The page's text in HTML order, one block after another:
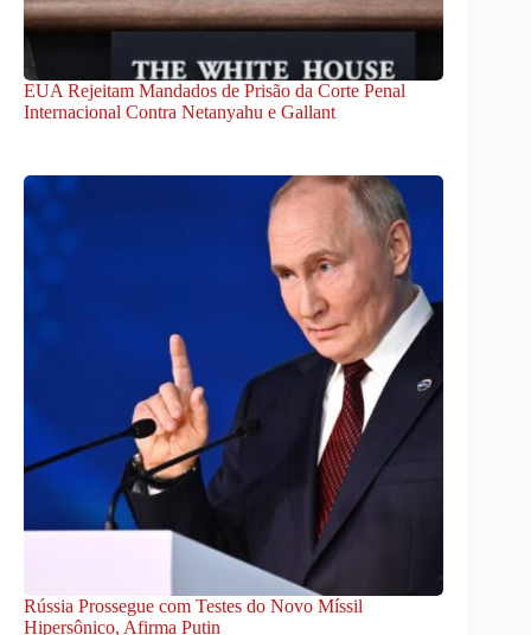
EUA Rejeitam Mandados de Prisão da Corte Penal
Internacional Contra Netanyahu e Gallant
Rússia Prossegue com Testes do Novo Míssil
Hipersônico, Afirma Putin